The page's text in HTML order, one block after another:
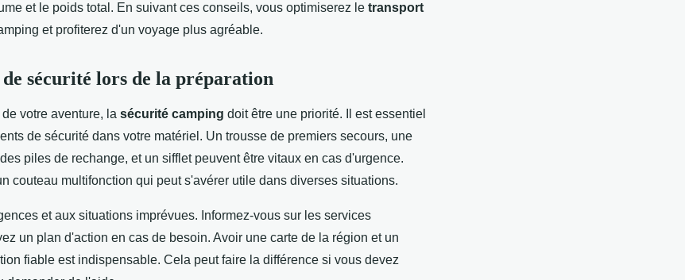
et le poids total. En suivant ces conseils, vous optimiserez le transport
et profiterez d'un voyage plus agréable.
sécurité lors de la préparation
votre aventure, la sécurité camping doit être une priorité. Il est essentiel
de sécurité dans votre matériel. Un trousse de premiers secours, une
piles de rechange, et un sifflet peuvent être vitaux en cas d'urgence.
couteau multifonction qui peut s'avérer utile dans diverses situations.
et aux situations imprévues. Informez-vous sur les services
un plan d'action en cas de besoin. Avoir une carte de la région et un
fiable est indispensable. Cela peut faire la différence si vous devez